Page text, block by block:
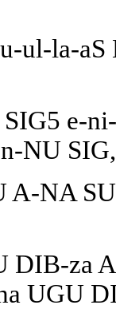
ul-la-aS
e-
NU
NA
DIB-
UGU